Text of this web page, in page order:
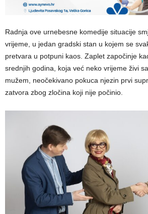
Radnja ove urnebesne komedije situacije
vrijeme, u jedan gradski stan u kojem se
pretvara u potpuni kaos. Zaplet započinje
srednjih godina, koja već neko vrijeme živi
mužem, neočekivano pokuca njezin prvi
zatvora zbog zločina koji nije počinio.